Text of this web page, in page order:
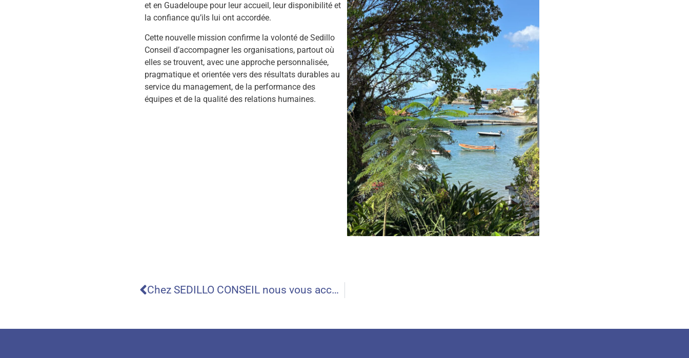
et en Guadeloupe pour leur accueil, leur disponibilité et
la confiance qu’ils lui ont accordée.
Cette nouvelle mission confirme la volonté de Sedillo
Conseil d’accompagner les organisations, partout où
elles se trouvent, avec une approche personnalisée,
pragmatique et orientée vers des résultats durables au
service du management, de la performance des
équipes et de la qualité des relations humaines.
Chez SEDILLO CONSEIL nous vous accompagnons grâce à l’approche Intelli7®